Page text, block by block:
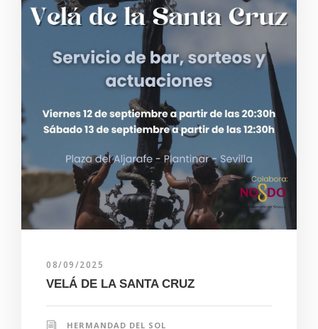
08/09/2025
VELÁ DE LA SANTA CRUZ
HERMANDAD DEL SOL